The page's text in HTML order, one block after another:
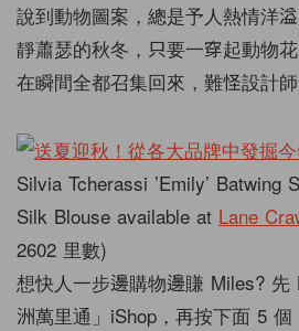
說到動物圖案，總是予人熱情洋
靜蕭瑟的秋冬，只要一穿起動物
在瞬間全都召集回來，難怪設計師
Silvia Tcherassi ’Emily’ Batwing
Silk Blouse available at Lane
2602 里數)
想快人一步邊購物邊賺 Miles? 先
洲萬里通」iShop，再按下面 5